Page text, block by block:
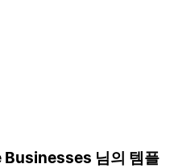
님의 템플